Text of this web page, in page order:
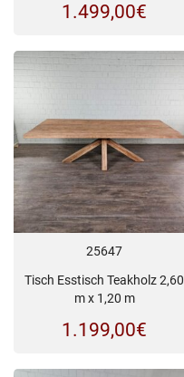
1.499,00€
25647
Tisch Esstisch Teakholz 2,60
m x 1,20 m
1.199,00€